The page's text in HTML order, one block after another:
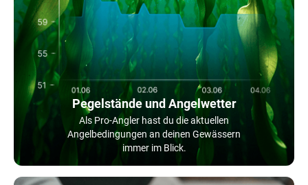
Pegelstände und Angelwetter
Als Pro-Angler hast du die aktuellen
Angelbedingungen an deinen Gewässern
immer im Blick.